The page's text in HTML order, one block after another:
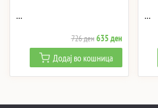
…
726денOriginal
price
was:
726 ден.
635денCurrent
price
is:
635 ден.
Додај во кошница
…